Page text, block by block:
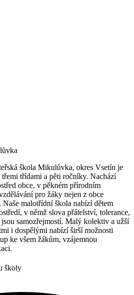
škola Mikulůvka, okres Vsetín je
třídami a pěti ročníky. Nachází
obce, v pěkném přírodním
pro žáky nejen z obce
malotřídní škola nabízí dětem
v němž slova přátelství, tolerance,
samozřejmostí. Malý kolektiv a užší
i dospělými nabízí širší možnosti
ke všem žákům, vzájemnou